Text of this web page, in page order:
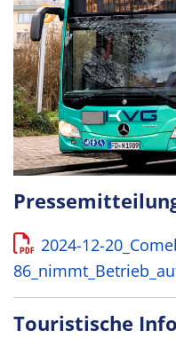
2024-12-
Touristische